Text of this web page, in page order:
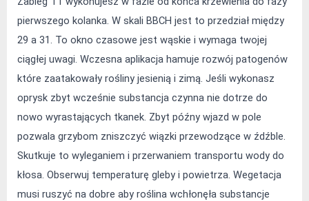
pierwszego kolanka. W skali BBCH jest to przedział między
29 a 31. To okno czasowe jest wąskie i wymaga twojej
ciągłej uwagi. Wczesna aplikacja hamuje rozwój patogenów
które zaatakowały rośliny jesienią i zimą. Jeśli wykonasz
oprysk zbyt wcześnie substancja czynna nie dotrze do
nowo wyrastających tkanek. Zbyt późny wjazd w pole
pozwala grzybom zniszczyć wiązki przewodzące w źdźble.
Skutkuje to wyleganiem i przerwaniem transportu wody do
kłosa. Obserwuj temperaturę gleby i powietrza. Wegetacja
musi ruszyć na dobre aby roślina wchłonęła substancje